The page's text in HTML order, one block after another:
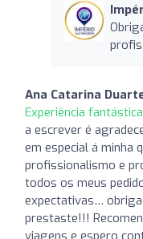
Ana Catarina
Experiência
a escrever é
em especial á minha
profissionalismo e
todos os meus
expectativas…
prestaste!!!
viagens e espero